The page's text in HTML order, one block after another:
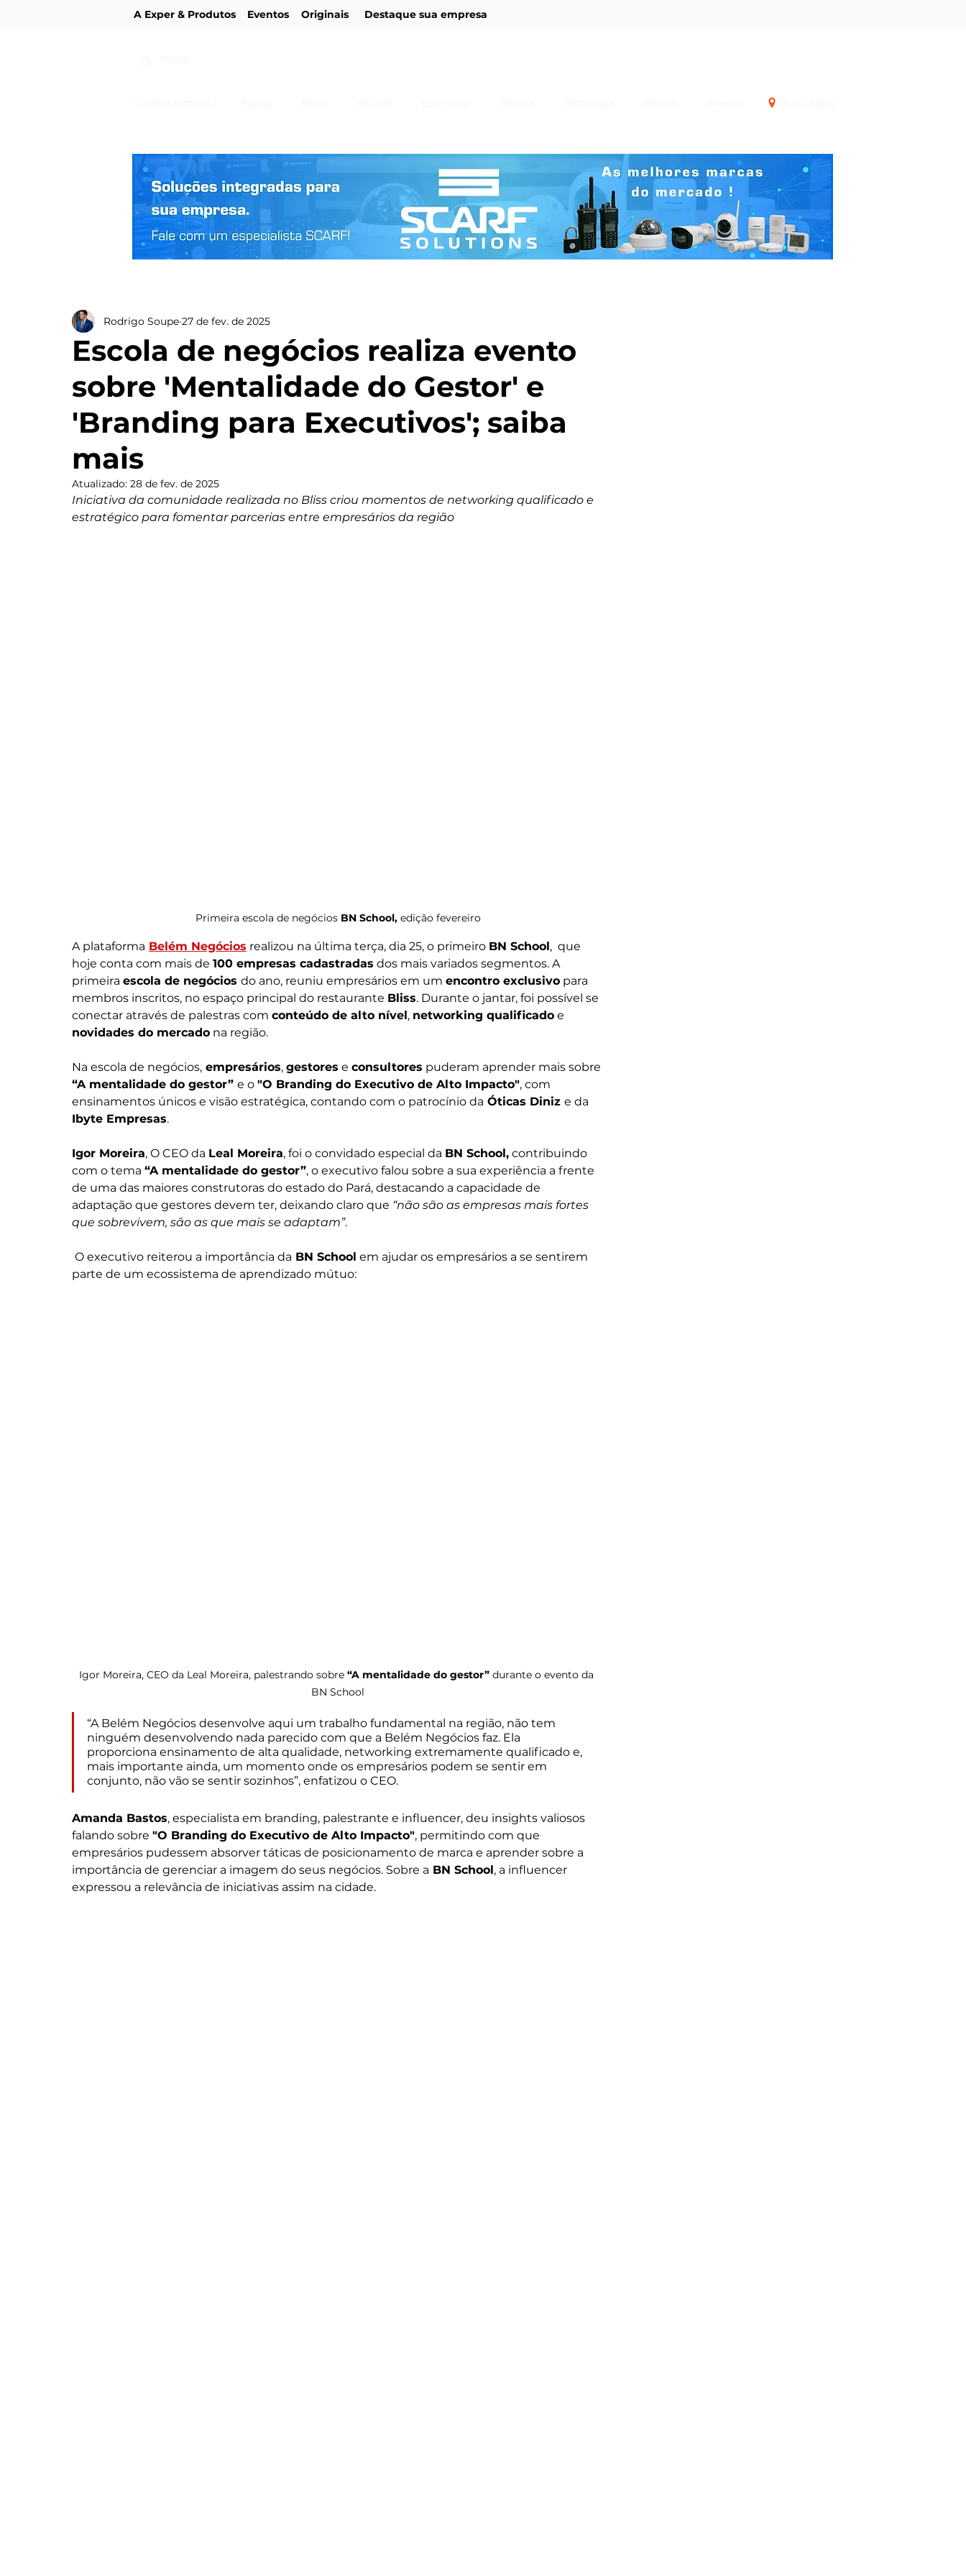
A Exper & Produtos Eventos Originais Destaque sua empresa
Escola de negócios realiza evento
sobre 'Mentalidade do Gestor' e
'Branding para Executivos'; saiba
mais
Rodrigo Soupe 27 de fev. de 2025
Atualizado: 28 de fev. de 2025
Iniciativa da comunidade realizada no Bliss criou momentos de networking qualificado e
estratégico para fomentar parcerias entre empresários da região
Primeira escola de negócios BN School, edição fevereiro
A plataforma Belém Negócios realizou na última terça, dia 25, o primeiro BN School,  que
hoje conta com mais de 100 empresas cadastradas dos mais variados segmentos. A
primeira escola de negócios do ano, reuniu empresários em um encontro exclusivo para
membros inscritos, no espaço principal do restaurante Bliss. Durante o jantar, foi possível se
conectar através de palestras com conteúdo de alto nível, networking qualificado e
novidades do mercado na região.
Na escola de negócios, empresários, gestores e consultores puderam aprender mais sobre
“A mentalidade do gestor” e o "O Branding do Executivo de Alto Impacto", com
ensinamentos únicos e visão estratégica, contando com o patrocínio da Óticas Diniz e da
Ibyte Empresas.
Igor Moreira, O CEO da Leal Moreira, foi o convidado especial da BN School, contribuindo
com o tema “A mentalidade do gestor”, o executivo falou sobre a sua experiência a frente
de uma das maiores construtoras do estado do Pará, destacando a capacidade de
adaptação que gestores devem ter, deixando claro que “não são as empresas mais fortes
que sobrevivem, são as que mais se adaptam”.
O executivo reiterou a importância da BN School em ajudar os empresários a se sentirem
parte de um ecossistema de aprendizado mútuo:
Igor Moreira, CEO da Leal Moreira, palestrando sobre “A mentalidade do gestor” durante o evento da
BN School
“A Belém Negócios desenvolve aqui um trabalho fundamental na região, não tem
ninguém desenvolvendo nada parecido com que a Belém Negócios faz. Ela
proporciona ensinamento de alta qualidade, networking extremamente qualificado e,
mais importante ainda, um momento onde os empresários podem se sentir em
conjunto, não vão se sentir sozinhos”, enfatizou o CEO.
Amanda Bastos, especialista em branding, palestrante e influencer, deu insights valiosos
falando sobre "O Branding do Executivo de Alto Impacto", permitindo com que
empresários pudessem absorver táticas de posicionamento de marca e aprender sobre a
importância de gerenciar a imagem do seus negócios. Sobre a BN School, a influencer
expressou a relevância de iniciativas assim na cidade.